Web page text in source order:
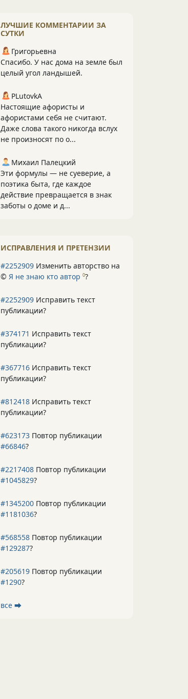
ЛУЧШИЕ КОММЕНТАРИИ ЗА
СУТКИ
Григорьевна
Спасибо. У нас дома на земле был
целый угол ландышей.
PLutоvkА
Настоящие афористы и
афористами себя не считают.
Даже слова такого никогда вслух
не произносят по о...
Михаил Палецкий
Эти формулы — не суеверие, а
поэтика быта, где каждое
действие превращается в знак
заботы о доме и д...
ИСПРАВЛЕНИЯ И ПРЕТЕНЗИИ
#2252909 Изменить авторство на
© Я не знаю кто автор 0?
#2252909 Исправить текст
публикации?
#374171 Исправить текст
публикации?
#367716 Исправить текст
публикации?
#812418 Исправить текст
публикации?
#623173 Повтор публикации
#66846?
#2217408 Повтор публикации
#1045829?
#1345200 Повтор публикации
#1181036?
#568558 Повтор публикации
#129287?
#205619 Повтор публикации
#1290?
все ⮕